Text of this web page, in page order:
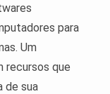
para
Um
recursos que
de sua